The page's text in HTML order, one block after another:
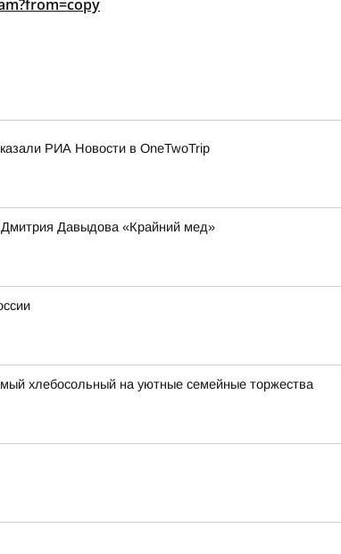
РИА Новости в OneTwoTrip
Дмитрия Давыдова «Крайний мед»
хлебосольный на уютные семейные торжества